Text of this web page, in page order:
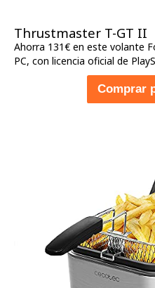
Thrustmaster T-GT II
Ahorra 131€ en este volante
PC, con licencia oficial de
Comprar